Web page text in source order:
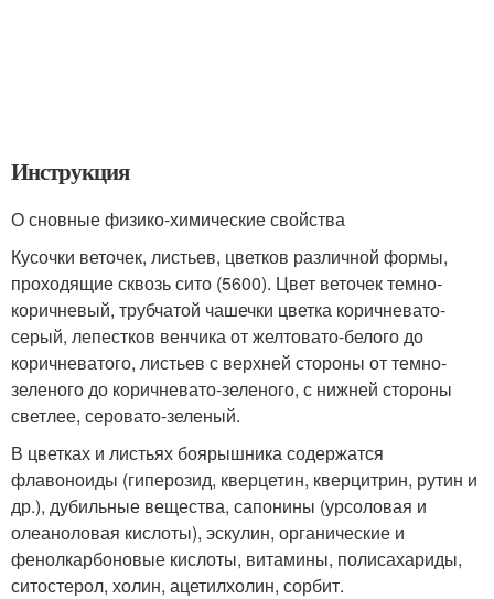
Инструкция
О сновные физико-химические свойства
Кусочки веточек, листьев, цветков различной формы,
проходящие сквозь сито (5600). Цвет веточек темно-
коричневый, трубчатой чашечки цветка коричневато-
серый, лепестков венчика от желтовато-белого до
коричневатого, листьев с верхней стороны от темно-
зеленого до коричневато-зеленого, с нижней стороны
светлее, серовато-зеленый.
В цветках и листьях боярышника содержатся
флавоноиды (гиперозид, кверцетин, кверцитрин, рутин и
др.), дубильные вещества, сапонины (урсоловая и
олеаноловая кислоты), эскулин, органические и
фенолкарбоновые кислоты, витамины, полисахариды,
ситостерол, холин, ацетилхолин, сорбит.